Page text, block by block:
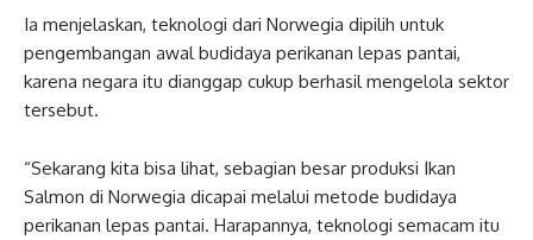
Ia menjelaskan, teknologi dari Norwegia dipilih untuk
pengembangan awal budidaya perikanan lepas pantai,
karena negara itu dianggap cukup berhasil mengelola sektor
tersebut.
“Sekarang kita bisa lihat, sebagian besar produksi Ikan
Salmon di Norwegia dicapai melalui metode budidaya
perikanan lepas pantai. Harapannya, teknologi semacam itu